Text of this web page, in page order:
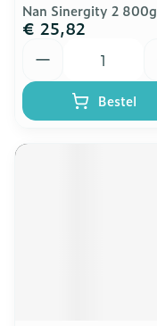
Nan Sinergity 2 800g
€ 25,82
Bestel